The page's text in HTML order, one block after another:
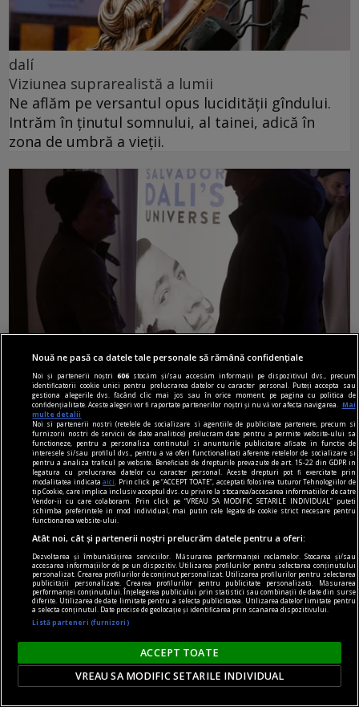
dalí
Viziunea suprarealistă a lumii
Ne aflăm pe versantul opus lucidității gîndului.
Intrăm în ținutul somnului, al tainei, adică în
zona de umbră a vieții.
dalí
Dalí în România?
Dacă ar fi să căutăm influența lui Dalí în arta
românească, este necesar ca mai întîi să
înțelegem cine și ce a fost Salvador Dalí.
Nouă ne pasă ca datele tale personale să rămână confidențiale
Noi și partenerii noștri606 stocăm și/sau accesăm informații pe dispozitivul dvs., precum
identificatorii cookie unici pentru prelucrarea datelor cu caracter personal. Puteți accepta sau
gestiona alegerile dvs. făcând clic mai jos sau în orice moment, pe pagina cu politica de
confidențialitate. Aceste alegeri vor fi raportate partenerilor noștri și nu vă vor afecta navigarea.
Mai
multe detalii
Noi si partenerii nostri (retelele de socializare si agentiile de publicitate partenere, precum si
furnizorii nostri de servicii de date analitice) prelucram date pentru a permite website-ului sa
functioneze, pentru a personaliza continutul si anunturile publicitare afisate in functie de
interesele si/sau profilul dvs., pentru a va oferi functionalitati aferente retelelor de socializare si
pentru a analiza traficul pe website. Beneficiati de drepturile prevazute de art. 15-22 din GDPR in
legatura cu prelucrarea datelor cu caracter personal. Aceste drepturi pot fi exercitate prin
modalitatea indicataaici
. Prin click pe “ACCEPT TOATE”, acceptati folosirea tuturor Tehnologiilor de
tip Cookie, care implica inclusiv acceptul dvs. cu privire la stocarea/accesarea informatiilor de catre
Vendor-ii cu care colaboram. Prin click pe “VREAU SA MODIFIC SETARILE INDIVIDUAL” puteti
schimba preferintele in mod individual, mai putin cele legate de cookie strict necesare pentru
functionarea website-ului.
Atât noi, cât și partenerii noștri prelucrăm datele pentru a oferi:
Dezvoltarea și îmbunătățirea serviciilor. Măsurarea performanței reclamelor. Stocarea și/sau
accesarea informațiilor de pe un dispozitiv. Utilizarea profilurilor pentru selectarea conținutului
personalizat. Crearea profilurilor de conținut personalizat. Utilizarea profilurilor pentru selectarea
publicității personalizate. Crearea profilurilor pentru publicitate personalizată. Măsurarea
performanței conținutului. Înțelegerea publicului prin statistici sau combinații de date din surse
diferite. Utilizarea de date limitate pentru a selecta publicitatea. Utilizarea datelor limitate pentru
a selecta conținutul. Date precise de geolocație și identificarea prin scanarea dispozitivului.
Listă parteneri (furnizori)
ACCEPT TOATE
VREAU SA MODIFIC SETARILE INDIVIDUAL